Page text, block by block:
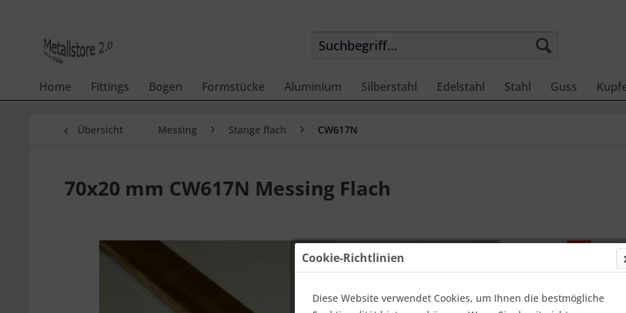
Home Fittings Bogen Formstücke Aluminium Silberstahl Edelstahl Stahl Guss
Übersicht Messing Stange flach CW617N
70x20 mm CW617N Messing Flach
Einheit:1 Meter
Cookie-Richtlinien
Diese Website verwendet Cookies, um Ihnen die bestmögliche